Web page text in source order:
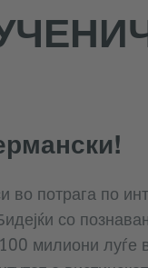
во потрага по
со
милиони луѓе